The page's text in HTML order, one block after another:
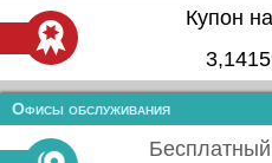
Купон
Офисы обслуживания